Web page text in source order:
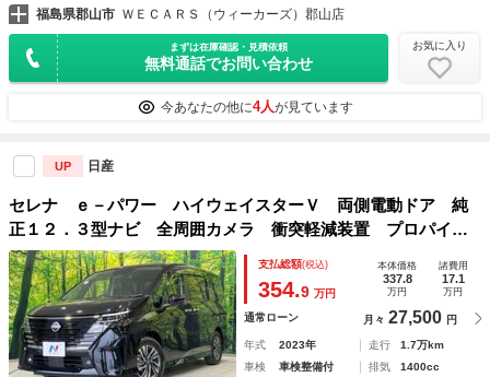
福島県郡山市 ＷＥＣＡＲＳ（ウィーカーズ）郡山店
まずは在庫確認・見積依頼
無料通話でお問い合わせ
お気に入り
今あなたの他に4人が見ています
UP 日産
セレナ ｅ－パワー ハイウェイスターＶ 両側電動ドア 純
正１２．３型ナビ 全周囲カメラ 衝突軽減装置 プロパイロ
ット 禁煙車 前後ドラレコ 障害物センサー ＢＳＭ レー
ンキープ ＬＥＤヘッド＆フォグ ＥＴＣ２．０ デジタルイ
ンナーミラー
支払総額(税込)
354.9 万円
本体価格
337.8
万円
諸費用
17.1
万円
通常ローン 月々 27,500 円
年式 2023年 走行
1.7万km
車検
車検整備付 排気
1400cc